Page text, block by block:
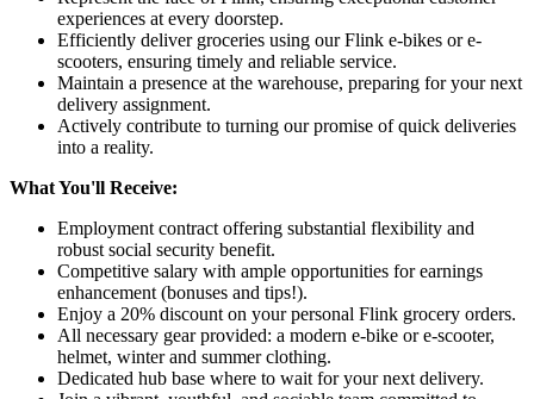
experiences at every doorstep.
Efficiently deliver groceries using our Flink e-bikes or e-
scooters, ensuring timely and reliable service.
Maintain a presence at the warehouse, preparing for your next
delivery assignment.
Actively contribute to turning our promise of quick deliveries
into a reality.
What You'll Receive:
Employment contract offering substantial flexibility and
robust social security benefit.
Competitive salary with ample opportunities for earnings
enhancement (bonuses and tips!).
Enjoy a 20% discount on your personal Flink grocery orders.
All necessary gear provided: a modern e-bike or e-scooter,
helmet, winter and summer clothing.
Dedicated hub base where to wait for your next delivery.